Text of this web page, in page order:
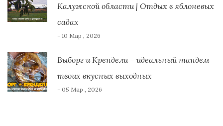
Калужской области | Отдых в яблоневых
садах
- 10 Мар , 2026
Выборг и Крендели – идеальный тандем
твоих вкусных выходных
- 05 Мар , 2026